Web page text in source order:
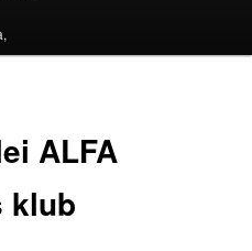
ALFA
klub